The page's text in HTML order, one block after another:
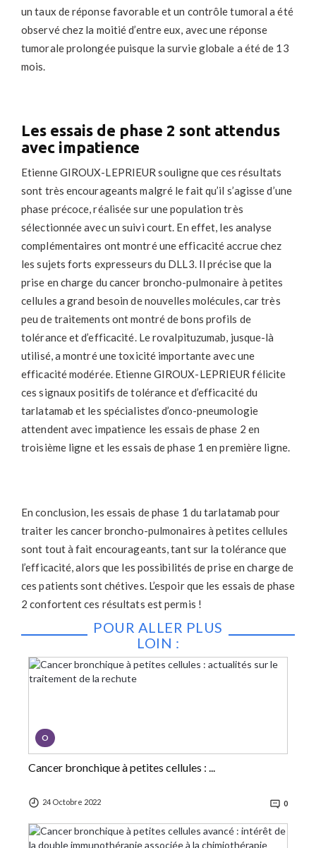
un taux de réponse favorable et un contrôle tumoral a été
observé chez la moitié d’entre eux, avec une réponse
tumorale prolongée puisque la survie globale a été de 13
mois.
Les essais de phase 2 sont attendus
avec impatience
Etienne GIROUX-LEPRIEUR souligne que ces résultats
sont très encourageants malgré le fait qu’il s’agisse d’une
phase précoce, réalisée sur une population très
sélectionnée avec un suivi court. En effet, les analyse
complémentaires ont montré une efficacité accrue chez
les sujets forts expresseurs du DLL3. Il précise que la
prise en charge du cancer broncho-pulmonaire à petites
cellules a grand besoin de nouvelles molécules, car très
peu de traitements ont montré de bons profils de
tolérance et d’efficacité. Le rovalpituzumab, jusque-là
utilisé, a montré une toxicité importante avec une
efficacité modérée. Etienne GIROUX-LEPRIEUR félicite
ces signaux positifs de tolérance et d’efficacité du
tarlatamab et les spécialistes d’onco-pneumologie
attendent avec impatience les essais de phase 2 en
troisième ligne et les essais de phase 1 en première ligne.
En conclusion, les essais de phase 1 du tarlatamab pour
traiter les cancer broncho-pulmonaires à petites cellules
sont tout à fait encourageants, tant sur la tolérance que
l’efficacité, alors que les possibilités de prise en charge de
ces patients sont chétives. L’espoir que les essais de phase
2 confortent ces résultats est permis !
POUR ALLER PLUS
LOIN :
O
24 Octobre 2022 0